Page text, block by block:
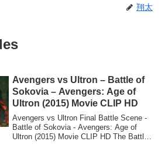
翔太
Avengers vs Ultron – Battle of
Sokovia – Avengers: Age of
Ultron (2015) Movie CLIP HD
Avengers vs Ultron Final Battle Scene -
Battle of Sokovia - Avengers: Age of
Ultron (2015) Movie CLIP HD The Battle